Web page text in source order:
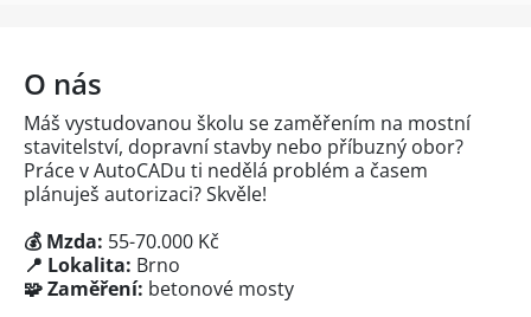
O nás
Máš vystudovanou školu se zaměřením na mostní
stavitelství, dopravní stavby nebo příbuzný obor?
Práce v AutoCADu ti nedělá problém a časem
plánuješ autorizaci? Skvěle!
💰 Mzda: 55-70.000 Kč
📍 Lokalita: Brno
🧩 Zaměření: betonové mosty